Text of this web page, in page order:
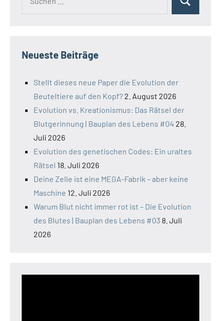
Suchen
Neueste Beiträge
Stellt dieses neue Paper die Evolution der
Beuteltiere auf den Kopf? 2. August 2026
Evolution vs. Kreationismus: Das Rätsel der
Blutgerinnung | Bauplan des Lebens #04 28.
Juli 2026
Evolution des genetischen Codes: Ein uraltes
Rätsel 18. Juli 2026
Deine Zelle ist eine MEGA-Fabrik – aber keine
Maschine 12. Juli 2026
Warum Blut nicht immer rot ist – Die Evolution
des Blutes | Bauplan des Lebens #03 8. Juli
2026